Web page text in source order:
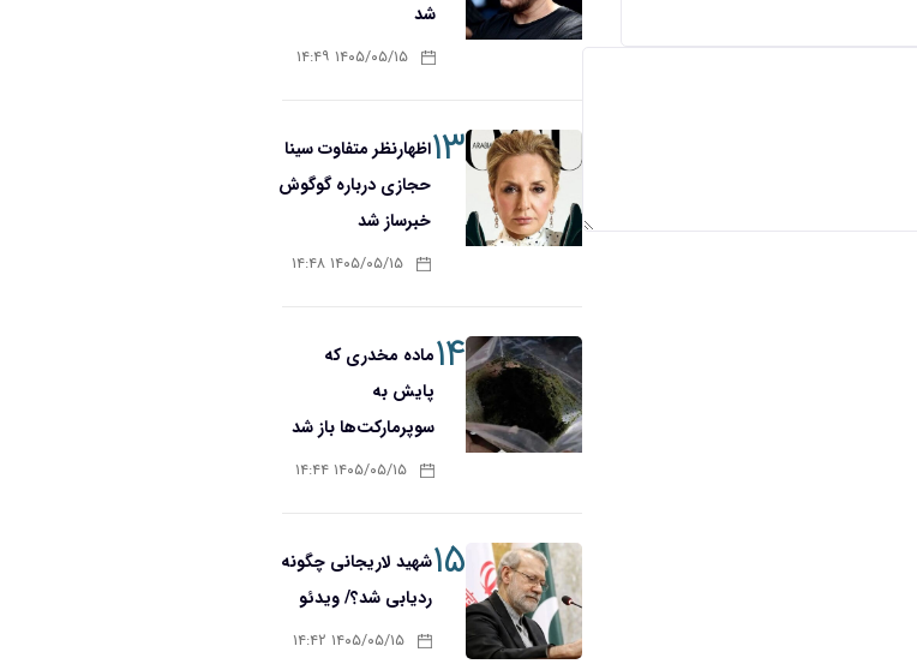
شد
۱۴۰۵/۰۵/۱۵ ۱۴:۴۹
۱۳اظهارنظر متفاوت سینا
حجازی درباره گوگوش
خبرساز شد
۱۴۰۵/۰۵/۱۵ ۱۴:۴۸
۱۴ماده مخدری که
پایش به
سوپرمارکت‌ها باز شد
۱۴۰۵/۰۵/۱۵ ۱۴:۴۴
۱۵شهید لاریجانی چگونه
ردیابی شد؟/ ویدئو
۱۴۰۵/۰۵/۱۵ ۱۴:۴۲